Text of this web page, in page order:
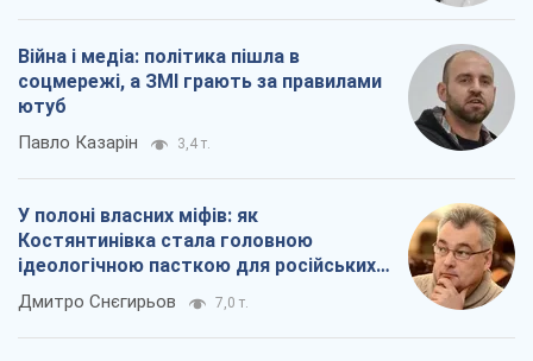
Війна і медіа: політика пішла в
соцмережі, а ЗМІ грають за правилами
ютуб
Павло Казарін 3,4 т.
У полоні власних міфів: як
Костянтинівка стала головною
ідеологічною пасткою для російських
окупантів
Дмитро Снєгирьов 7,0 т.